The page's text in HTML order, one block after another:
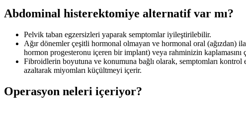
Abdominal histerektomiye alternatif var mı?
Pelvik taban egzersizleri yaparak semptomlar iyileştirilebilir.
Ağır dönemler çeşitli hormonal olmayan ve hormonal oral (ağızdan)
hormon progesteronu içeren bir implant) veya rahminizin kaplamasını
Fibroidlerin boyutuna ve konumuna bağlı olarak, semptomları kontrol
azaltarak miyomları küçültmeyi içerir.
Operasyon neleri içeriyor?